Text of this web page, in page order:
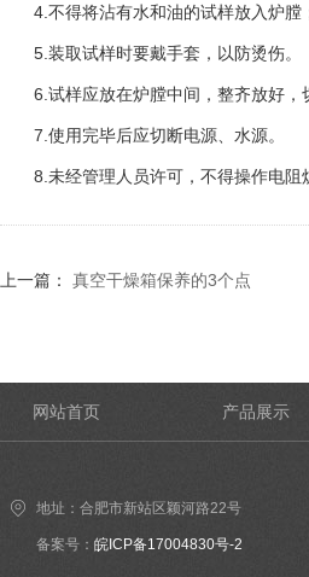
4.不得将沾有水和油的试样放入炉膛
5.装取试样时要戴手套，以防烫伤。
6.试样应放在炉膛中间，整齐放好，
7.使用完毕后应切断电源、水源。
8.未经管理人员许可，不得操作电阻
上一篇： 真空干燥箱保养的3个点
网站首页 产品展示
地址：合肥市新站区颖河路22号
备案号： 皖ICP备17004830号-2